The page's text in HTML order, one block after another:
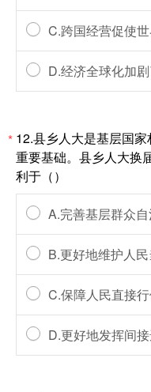
C.跨国经营促使
D.经济全球化加
* 12.县乡人大是基层国
重要基础。县乡人大换
利于（）
A.完善基层群众
B.更好地维护人
C.保障人民直接
D.更好地发挥间